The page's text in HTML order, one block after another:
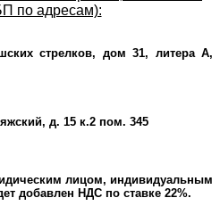
по адресам):
стрелков, дом 31, литера А,
д. 15 к.2 пом. 345
лицом, индивидуальным
добавлен НДС по ставке 22%.